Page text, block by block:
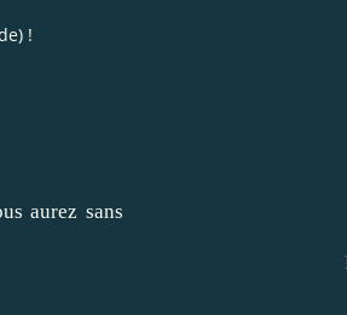
!
aurez sans